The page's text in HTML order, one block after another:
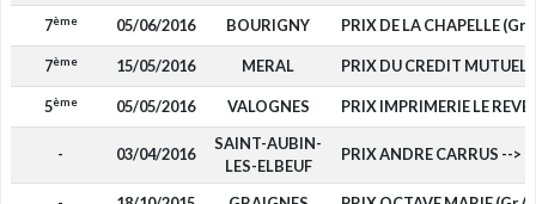
7ème 05/06/2016 BOURIGNY PRIX DE LA CHAPELLE (Gr
7ème 15/05/2016 MERAL PRIX DU CREDIT MUTUEL
5ème 05/05/2016 VALOGNES PRIX IMPRIMERIE LE
- 03/04/2016
SAINT-AUBIN-
LES-ELBEUF
PRIX ANDRE CARRUS -->